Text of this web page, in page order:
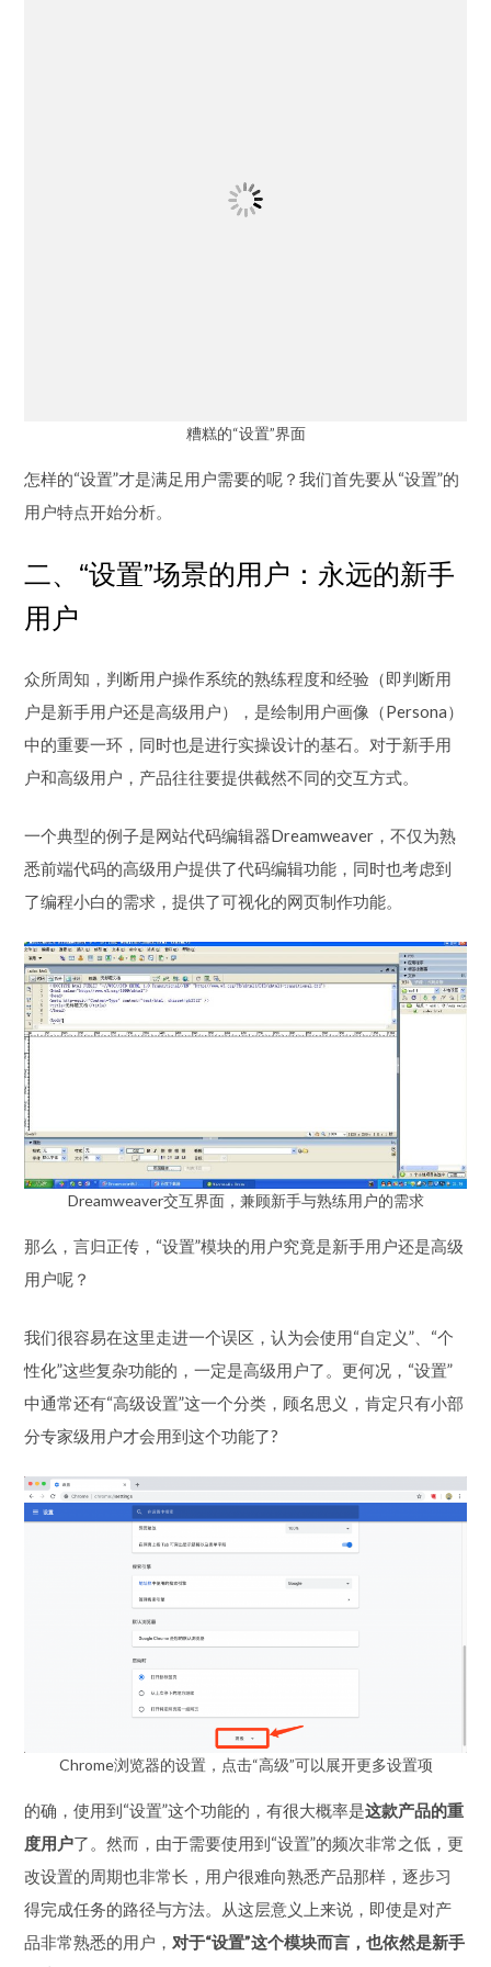
糟糕的“设置”界面
怎样的“设置”才是满足用户需要的呢？我们首先要从“设置”的
用户特点开始分析。
二、“设置”场景的用户：永远的新手
用户
众所周知，判断用户操作系统的熟练程度和经验（即判断用
户是新手用户还是高级用户），是绘制用户画像（Persona）
中的重要一环，同时也是进行实操设计的基石。对于新手用
户和高级用户，产品往往要提供截然不同的交互方式。
一个典型的例子是网站代码编辑器Dreamweaver，不仅为熟
悉前端代码的高级用户提供了代码编辑功能，同时也考虑到
了编程小白的需求，提供了可视化的网页制作功能。
Dreamweaver交互界面，兼顾新手与熟练用户的需求
那么，言归正传，“设置”模块的用户究竟是新手用户还是高级
用户呢？
我们很容易在这里走进一个误区，认为会使用“自定义”、“个
性化”这些复杂功能的，一定是高级用户了。更何况，“设置”
中通常还有“高级设置”这一个分类，顾名思义，肯定只有小部
分专家级用户才会用到这个功能了?
Chrome浏览器的设置，点击“高级”可以展开更多设置项
的确，使用到“设置”这个功能的，有很大概率是这款产品的重
度用户了。然而，由于需要使用到“设置”的频次非常之低，更
改设置的周期也非常长，用户很难向熟悉产品那样，逐步习
得完成任务的路径与方法。从这层意义上来说，即使是对产
品非常熟悉的用户， 对于“设置”这个模块而言，也依然是新手